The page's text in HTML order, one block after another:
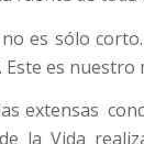
es sólo
es nuestro
extensas
la Vida